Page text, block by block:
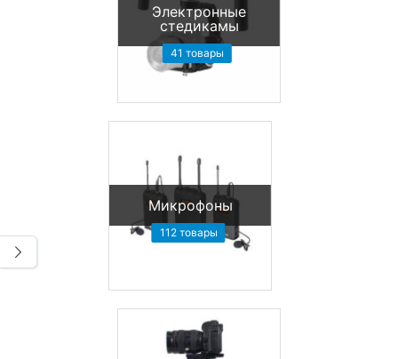
Электронные
стедикамы
41 товары
Микрофоны
112 товары